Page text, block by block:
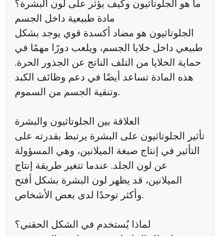
ما هو الجلوتاثيون وكيف يؤثر على لون البشرة؟
مادة طبيعية داخل الجسم
الجلوتاثيون هو مضاد أكسدة قوي يوجد بشكل
طبيعي داخل خلايا الجسم، ويلعب دورًا مهمًا في
حماية الخلايا من التلف الناتج عن الجذور الحرة.
هذه المادة تساعد أيضًا في دعم وظائف الكبد
وتنقية الجسم من السموم.
العلاقة بين الجلوتاثيون والبشرة
تأثير الجلوتاثيون على البشرة يرتبط بقدرته على
التأثير في إنتاج صبغة الميلانين، وهي المسؤولة
عن لون الجلد. عندما تتغير طريقة إنتاج
الميلانين، قد يظهر لون البشرة بشكل أفتح
وأكثر توحدًا لدى بعض الأشخاص.
لماذا يُستخدم في الشكل الحقني؟